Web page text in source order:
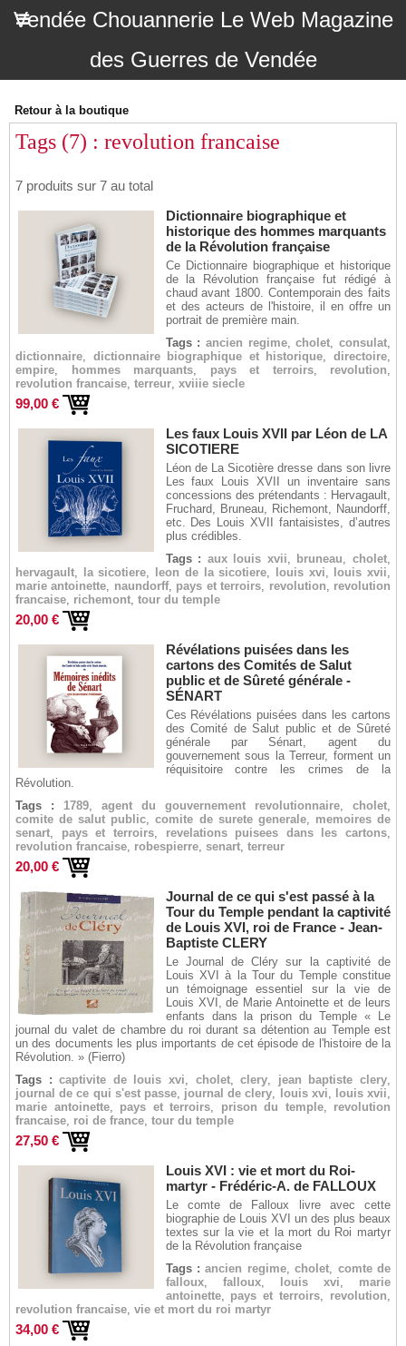
Vendée Chouannerie Le Web Magazine
des Guerres de Vendée
Retour à la boutique
Tags (7) : revolution francaise
7 produits sur 7 au total
Dictionnaire biographique et
historique des hommes marquants
de la Révolution française
Ce Dictionnaire biographique et historique
de la Révolution française fut rédigé à
chaud avant 1800. Contemporain des faits
et des acteurs de l'histoire, il en offre un
portrait de première main.
Tags : ancien regime, cholet, consulat,
dictionnaire, dictionnaire biographique et historique, directoire,
empire, hommes marquants, pays et terroirs, revolution,
revolution francaise, terreur, xviiie siecle
99,00 €
Les faux Louis XVII par Léon de LA
SICOTIERE
Léon de La Sicotière dresse dans son livre
Les faux Louis XVII un inventaire sans
concessions des prétendants : Hervagault,
Fruchard, Bruneau, Richemont, Naundorff,
etc. Des Louis XVII fantaisistes, d’autres
plus crédibles.
Tags : aux louis xvii, bruneau, cholet,
hervagault, la sicotiere, leon de la sicotiere, louis xvi, louis xvii,
marie antoinette, naundorff, pays et terroirs, revolution, revolution
francaise, richemont, tour du temple
20,00 €
Révélations puisées dans les
cartons des Comités de Salut
public et de Sûreté générale -
SÉNART
Ces Révélations puisées dans les cartons
des Comité de Salut public et de Sûreté
générale par Sénart, agent du
gouvernement sous la Terreur, forment un
réquisitoire contre les crimes de la
Révolution.
Tags : 1789, agent du gouvernement revolutionnaire, cholet,
comite de salut public, comite de surete generale, memoires de
senart, pays et terroirs, revelations puisees dans les cartons,
revolution francaise, robespierre, senart, terreur
20,00 €
Journal de ce qui s'est passé à la
Tour du Temple pendant la captivité
de Louis XVI, roi de France - Jean-
Baptiste CLERY
Le Journal de Cléry sur la captivité de
Louis XVI à la Tour du Temple constitue
un témoignage essentiel sur la vie de
Louis XVI, de Marie Antoinette et de leurs
enfants dans la prison du Temple « Le
journal du valet de chambre du roi durant sa détention au Temple est
un des documents les plus importants de cet épisode de l'histoire de la
Révolution. » (Fierro)
Tags :captivite de louis xvi, cholet, clery, jean baptiste clery,
journal de ce qui s'est passe, journal de clery, louis xvi, louis xvii,
marie antoinette, pays et terroirs, prison du temple, revolution
francaise, roi de france, tour du temple
27,50 €
Louis XVI : vie et mort du Roi-
martyr - Frédéric-A. de FALLOUX
Le comte de Falloux livre avec cette
biographie de Louis XVI un des plus beaux
textes sur la vie et la mort du Roi martyr
de la Révolution française
Tags :ancien regime, cholet, comte de
falloux, falloux, louis xvi,
marie
antoinette, pays et terroirs, revolution,
revolution francaise, vie et mort du roi martyr
34,00 €